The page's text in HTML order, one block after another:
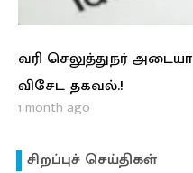
வரி செலுத்துநர்
விசேட தகவல்.!
1 month ago
சிறப்புச் செய்திகள்